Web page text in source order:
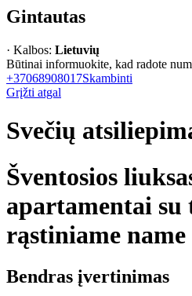
Gintautas
· Kalbos: Lietuvių
Būtinai informuokite, kad radote
+37068908017Skambinti
Grįžti atgal
Svečių
Šventosios
apartamentai su
rąstiniame name
Bendras įvertinimas